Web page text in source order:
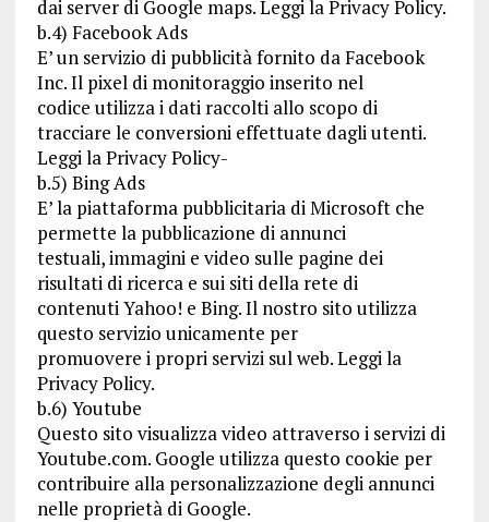
dai server di Google maps. Leggi la Privacy Policy.
b.4) Facebook Ads
E’ un servizio di pubblicità fornito da Facebook
Inc. Il pixel di monitoraggio inserito nel
codice utilizza i dati raccolti allo scopo di
tracciare le conversioni effettuate dagli utenti.
Leggi la Privacy Policy-
b.5) Bing Ads
E’ la piattaforma pubblicitaria di Microsoft che
permette la pubblicazione di annunci
testuali, immagini e video sulle pagine dei
risultati di ricerca e sui siti della rete di
contenuti Yahoo! e Bing. Il nostro sito utilizza
questo servizio unicamente per
promuovere i propri servizi sul web. Leggi la
Privacy Policy.
b.6) Youtube
Questo sito visualizza video attraverso i servizi di
Youtube.com. Google utilizza questo cookie per
contribuire alla personalizzazione degli annunci
nelle proprietà di Google.